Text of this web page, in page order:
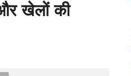
खेलों की